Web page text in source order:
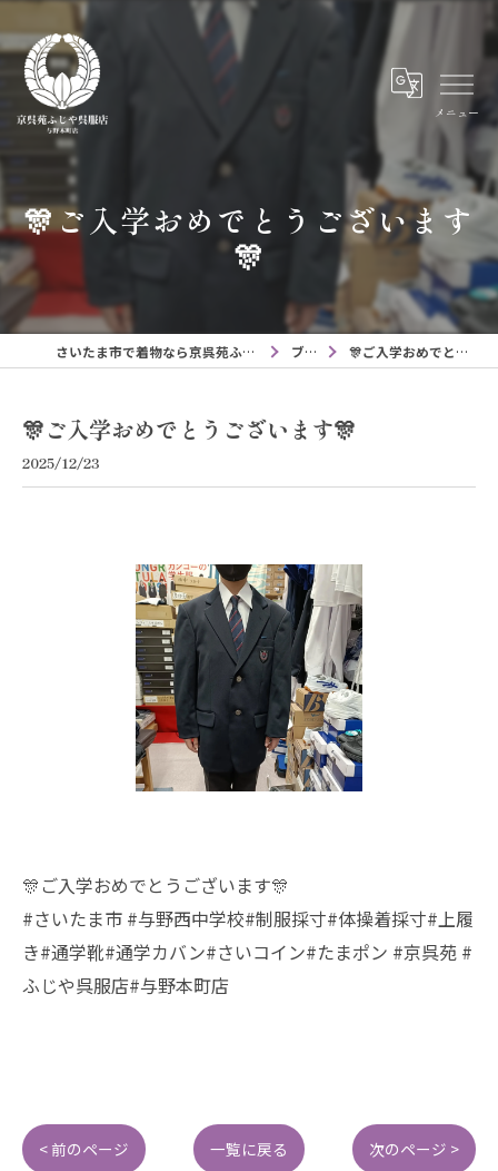
メニュー
🎊ご入学おめでとうございます
🎊
さいたま市で着物なら京呉苑ふじや呉服店与野本町店 ブログ 🎊ご入学おめでとうございます🎊
🎊ご入学おめでとうございます🎊
2025/12/23
🎊ご入学おめでとうございます🎊
#さいたま市 #与野西中学校#制服採寸#体操着採寸#上履
き#通学靴#通学カバン#さいコイン#たまポン #京呉苑 #
ふじや呉服店#与野本町店
< 前のページ 一覧に戻る 次のページ >